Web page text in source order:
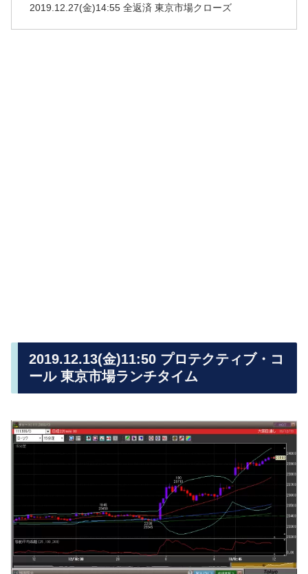
2019.12.27(金)14:55 全返済 東京市場クローズ
2019.12.13(金)11:50 プロテクティブ・コ
ール 東京市場ランチタイム